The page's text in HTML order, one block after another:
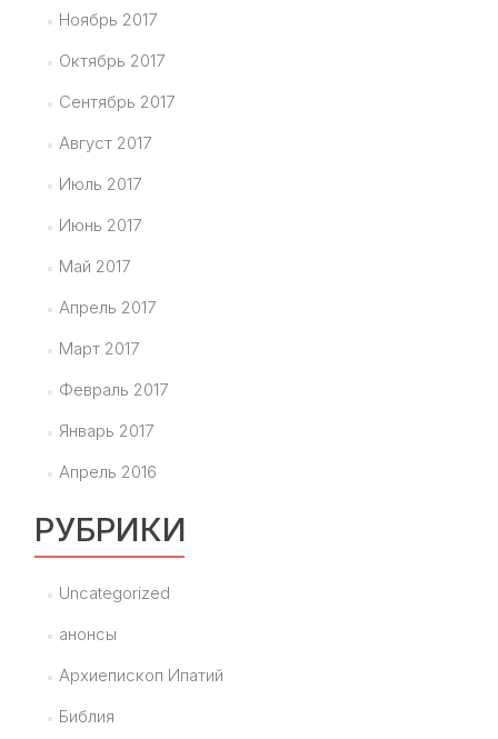
Ноябрь 2017
Октябрь 2017
Сентябрь 2017
Август 2017
Июль 2017
Июнь 2017
Май 2017
Апрель 2017
Март 2017
Февраль 2017
Январь 2017
Апрель 2016
РУБРИКИ
Uncategorized
анонсы
Архиепископ Ипатий
Библия